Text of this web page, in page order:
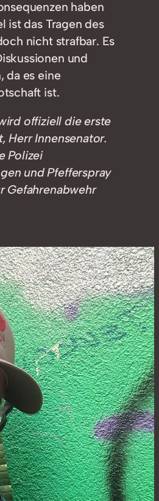
haben
ist das Tragen des
nicht strafbar. Es
und
da es eine
ist.
offiziell die erste
Herr Innensenator.
Polizei
und Pfefferspray
Gefahrenabwehr